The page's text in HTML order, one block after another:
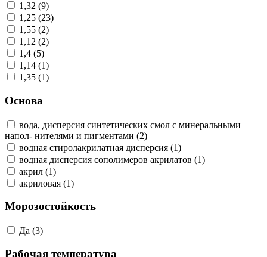
1,32 (9)
1,25 (23)
1,55 (2)
1,12 (2)
1,4 (5)
1,14 (1)
1,35 (1)
Основа
вода, дисперсия синтетических смол с минеральными
напол- нителями и пигментами (2)
водная стиролакрилатная дисперсия (1)
водная дисперсия сополимеров акрилатов (1)
акрил (1)
акриловая (1)
Морозостойкость
Да (3)
Рабочая температура